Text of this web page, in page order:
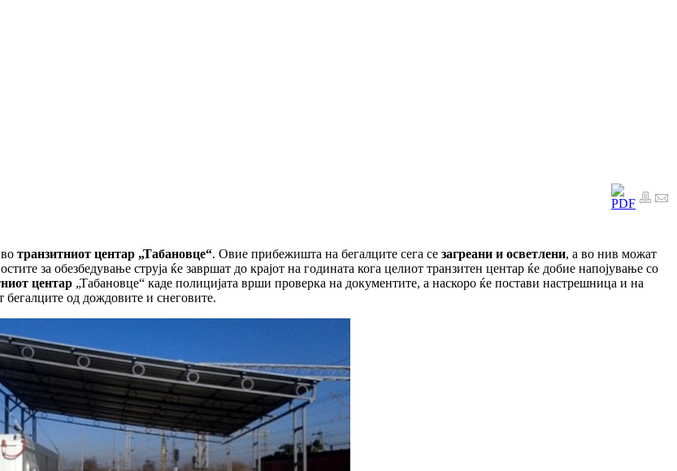
транзитниот центар „Табановце“. Овие прибежишта на бегалците сега се загреани и осветлени, а во нив можат
за обезбедување струја ќе завршат до крајот на годината кога целиот транзитен центар ќе добие напојување со
центар „Табановце“ каде полицијата врши проверка на документите, а наскоро ќе постави настрешница и на
од дождовите и снеговите.